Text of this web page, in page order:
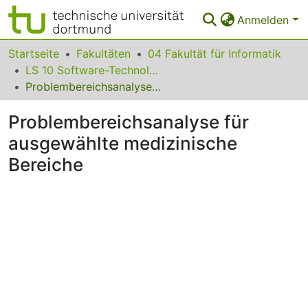
Anmelden
Bereiche & Sammlungen
Das gesamte Repositorium
Leitlinien
Startseite Fakultäten
04 Fakultät für Informatik
LS 10 Software-Technologie
Problembereichsanalyse für ausgewählte medizinische Bereiche
Problembereichsanalyse für
ausgewählte medizinische
Bereiche